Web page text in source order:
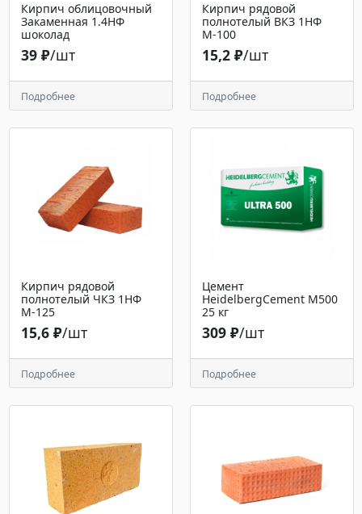
Кирпич облицовочный
Закаменная 1.4НФ
шоколад
39 ₽/шт
Подробнее
Кирпич рядовой
полнотелый ВКЗ 1НФ
М-100
15,2 ₽/шт
Подробнее
Кирпич рядовой
полнотелый ЧКЗ 1НФ
М-125
15,6 ₽/шт
Подробнее
Цемент
HeidelbergCement М500
25 кг
309 ₽/шт
Подробнее